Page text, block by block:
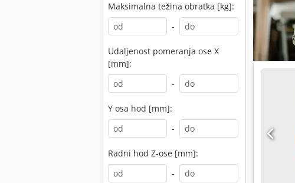
Maksimalna težina obratka [kg]:
-
Udaljenost pomeranja ose X
[mm]:
-
Y osa hod [mm]:
-
Radni hod Z-ose [mm]:
-